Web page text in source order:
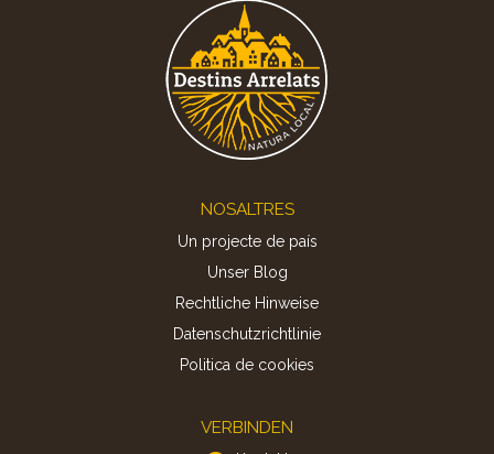
NOSALTRES
Un projecte de país
Unser Blog
Rechtliche Hinweise
Datenschutzrichtlinie
Politica de cookies
VERBINDEN